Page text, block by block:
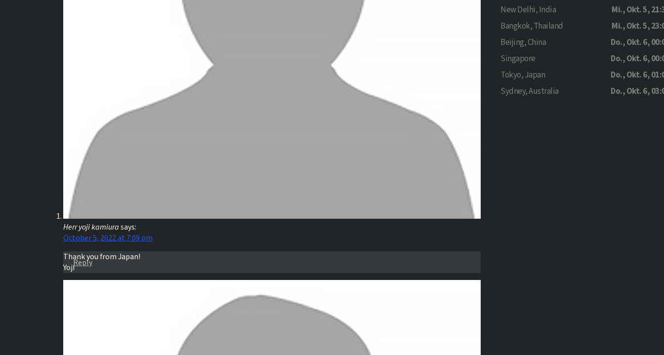
Herr yoji kamiurasays:
October 5, 2022 at 7:09 pm
Thank you from Japan!
YojiReply
New Delhi, India
Mi., Okt. 5,
Bangkok, Thailand
Mi., Okt. 5,
Beijing, China
Do., Okt. 6,
Singapore
Do., Okt. 6,
Tokyo, Japan
Do., Okt. 6,
Sydney, Australia
Do., Okt. 6,